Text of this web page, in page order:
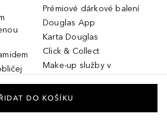
Prémiové dárkové balení
Douglas App
Karta Douglas
Click & Collect
Make-up služby v
parfumeriích Douglas
DO KOŠÍKU